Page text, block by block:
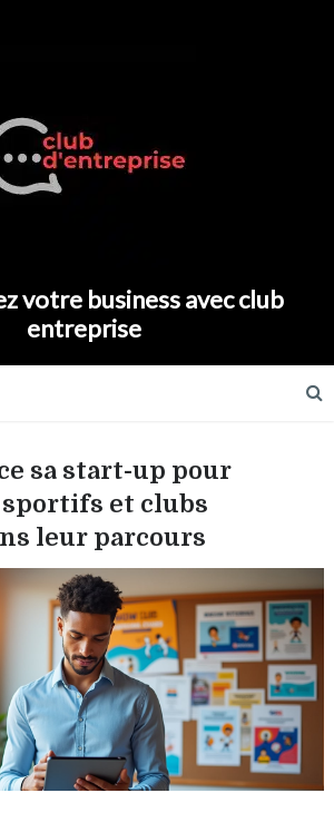
votre business avec club
entreprise
sa start-up pour
et clubs
leur parcours